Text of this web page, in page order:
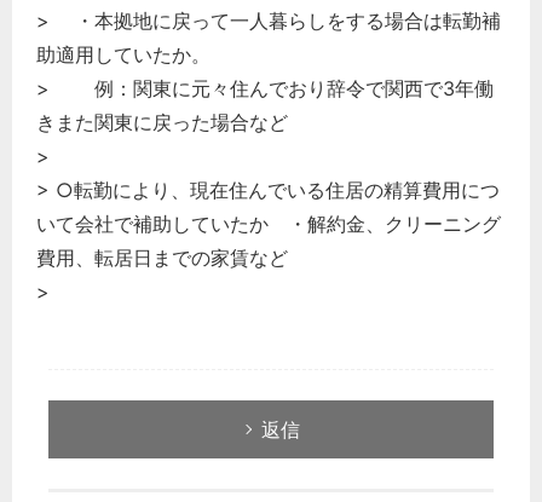
> ・本拠地に戻って一人暮らしをする場合は転勤補
助適用していたか。
> 例：関東に元々住んでおり辞令で関西で3年働
きまた関東に戻った場合など
>
> ○転勤により、現在住んでいる住居の精算費用につ
いて会社で補助していたか ・解約金、クリーニング
費用、転居日までの家賃など
>
返信